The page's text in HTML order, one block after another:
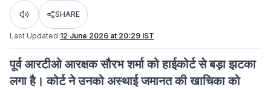
Listen SHARE
Last Updated:12 June 2026 at 20:29 IST
पूर्व आरटीओ आरक्षक सौरभ शर्मा को हाईकोर्ट से बड़ा झटका
लगा है। कोर्ट ने उनको अस्थाई जमानत की खाचिका को